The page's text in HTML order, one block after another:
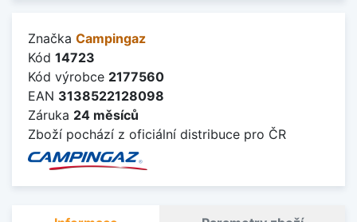
Značka Campingaz
Kód 14723
Kód výrobce 2177560
EAN 3138522128098
Záruka 24 měsíců
Zboží pochází z oficiální distribuce pro ČR